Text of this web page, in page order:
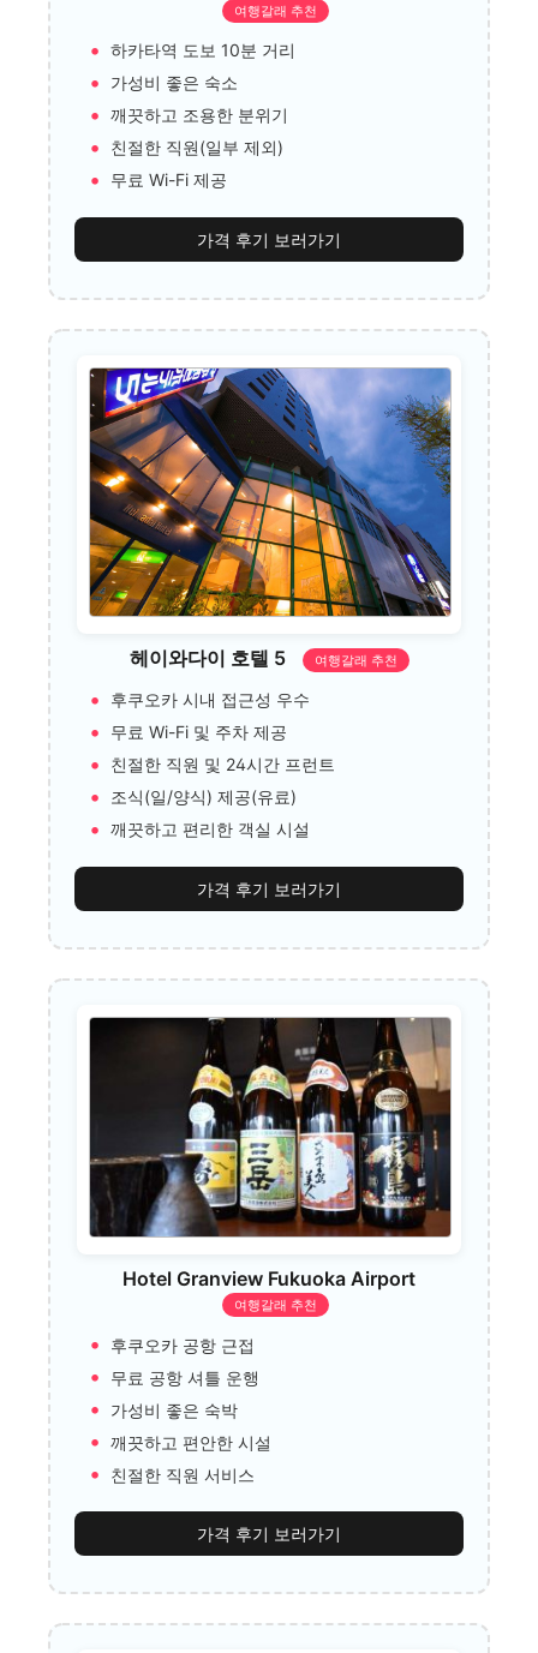
여행갈래 추천
하카타역 도보 10분 거리
가성비 좋은 숙소
깨끗하고 조용한 분위기
친절한 직원(일부 제외)
무료 Wi-Fi 제공
가격 후기 보러가기
헤이와다이 호텔 5 여행갈래 추천
후쿠오카 시내 접근성 우수
무료 Wi-Fi 및 주차 제공
친절한 직원 및 24시간 프런트
조식(일/양식) 제공(유료)
깨끗하고 편리한 객실 시설
가격 후기 보러가기
Hotel Granview Fukuoka Airport
여행갈래 추천
후쿠오카 공항 근접
무료 공항 셔틀 운행
가성비 좋은 숙박
깨끗하고 편안한 시설
친절한 직원 서비스
가격 후기 보러가기